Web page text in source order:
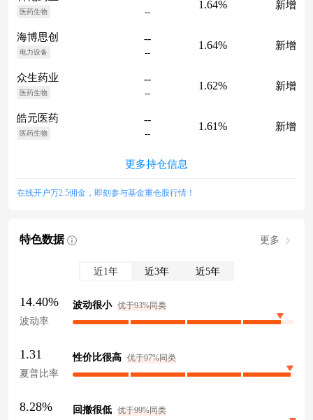
医药生物 --
1.64% 新增
海博思创
电力设备
--
--
1.64% 新增
众生药业
医药生物
--
--
1.62% 新增
皓元医药
医药生物
--
--
1.61% 新增
更多持仓信息
在线开户万2.5佣金，即刻参与基金重仓股行情！
特色数据 更多
近1年 近3年 近5年
14.40%
波动率
波动很小 优于93%同类
1.31
夏普比率
性价比很高 优于97%同类
8.28% 回撤很低 优于99%同类